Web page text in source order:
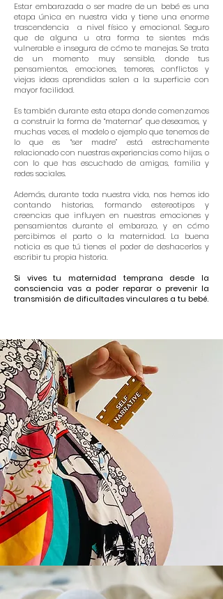
Estar embarazada o ser madre de un bebé es una
etapa única en nuestra vida y tiene una enorme
trascendencia a nivel físico y emocional. Seguro
que de alguna u otra forma te sientes más
vulnerable e insegura de cómo te manejas. Se trata
de un momento muy sensible, donde tus
pensamientos, emociones, temores, conflictos y
viejas ideas aprendidas salen a la superficie con
mayor facilidad.
Es también durante esta etapa donde comenzamos
a construir la forma de “maternar” que deseamos, y
muchas veces, el modelo o ejemplo que tenemos de
lo que es “ser madre” está estrechamente
relacionado con nuestras experiencias como hijas, o
con lo que has escuchado de amigas, familia y
redes sociales.
Además, durante toda nuestra vida, nos hemos ido
contando historias, formando estereotipos y
creencias que influyen en nuestras emociones y
pensamientos durante el embarazo, y en cómo
percibimos el parto o la maternidad. La buena
noticia es que tú tienes el poder de deshacerlos y
escribir tu propia historia.
Si vives tu maternidad temprana desde la
consciencia vas a poder reparar o prevenir la
transmisión de dificultades vinculares a tu bebé.